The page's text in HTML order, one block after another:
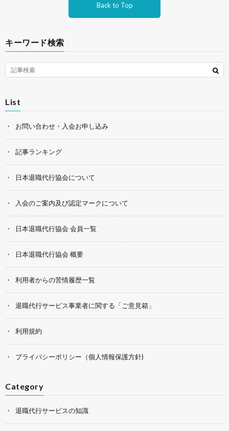
Back to Top
キーワード検索
List
お問い合わせ・入会お申し込み
記事ランキング
日本退職代行協会について
入会のご案内及び認定マークについて
日本退職代行協会 会員一覧
日本退職代行協会 概要
利用者からの苦情履歴一覧
退職代行サービス事業者に関する「ご意見箱」
利用規約
プライバシーポリシー（個人情報保護方針)
Category
退職代行サービスの知識